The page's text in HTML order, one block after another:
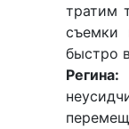
тратим
съемки
быстро
Регина: